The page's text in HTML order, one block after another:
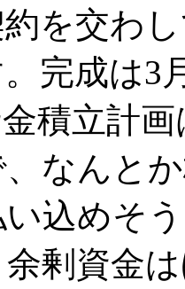
を交わ
完成は3
積立計画
なんと
込めそ
剰資金